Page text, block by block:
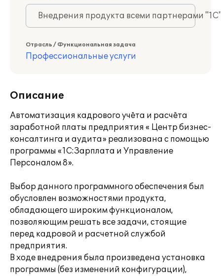
Внедрения продукта всеми партнерами
Отрасль / Функциональная задача
Профессиональные услуги
Описание
Автоматизация кадрового учёта и расчёта
заработной платы предприятия « Центр бизнес-
консалтинга и аудита» реализована с помощью
программы «1С:Зарплата и Управление
Персоналом 8».
Выбор данного программного обеспечения был
обусловлен возможностями продукта,
обладающего широким функционалом,
позволяющим решать все задачи, стоящие
перед кадровой и расчетной службой
предприятия.
В ходе внедрения была произведена установка
программы (без изменений конфигурации),